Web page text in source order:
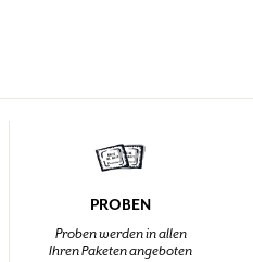
PROBEN
Proben werden in allen
Ihren Paketen angeboten